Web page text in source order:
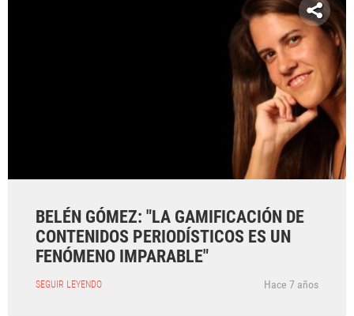
BELÉN GÓMEZ: "LA GAMIFICACIÓN DE
CONTENIDOS PERIODÍSTICOS ES UN
FENÓMENO IMPARABLE"
SEGUIR LEYENDO Hace 7 años